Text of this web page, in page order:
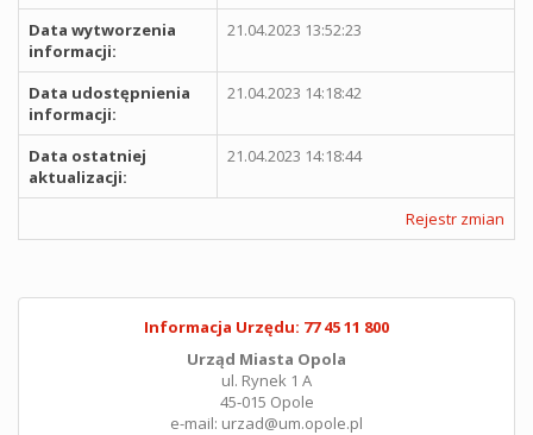
Data wytworzenia
informacji:
21.04.2023 13:52:23
Data udostępnienia
informacji:
21.04.2023 14:18:42
Data ostatniej
aktualizacji:
21.04.2023 14:18:44
Rejestr zmian
Informacja Urzędu: 77 45 11 800
Urząd Miasta Opola
ul. Rynek 1 A
45-015 Opole
e-mail: urzad@um.opole.pl